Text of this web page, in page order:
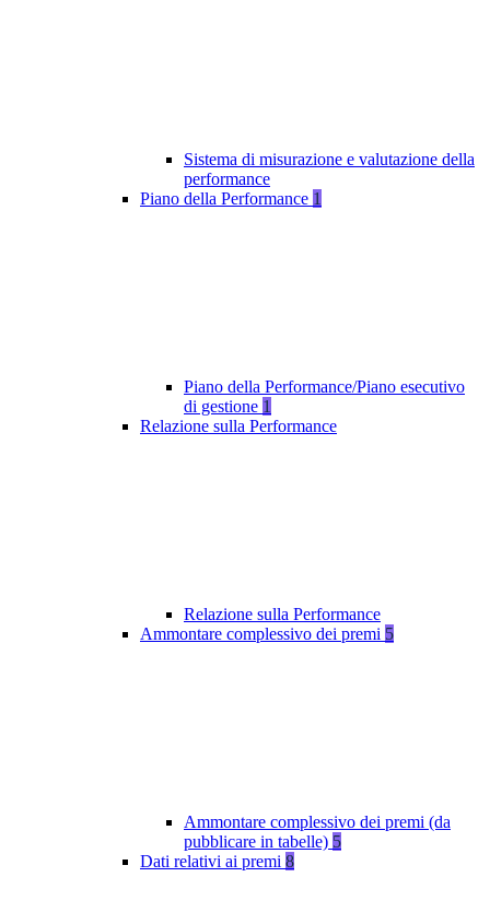
Sistema di misurazione e valutazione della
performance
Piano della Performance 1
Piano della Performance/Piano esecutivo
di gestione 1
Relazione sulla Performance
Relazione sulla Performance
Ammontare complessivo dei premi 5
Ammontare complessivo dei premi (da
pubblicare in tabelle) 5
Dati relativi ai premi 8